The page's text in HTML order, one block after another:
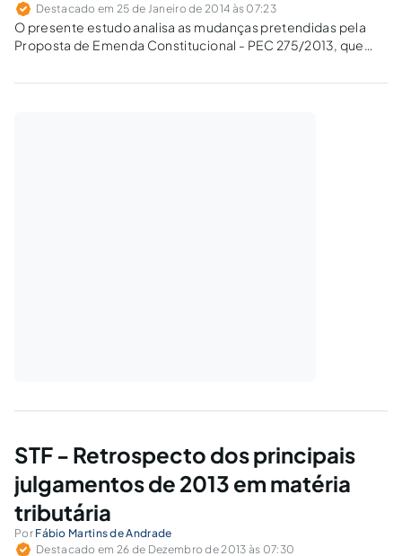
Destacado em 25 de Janeiro de 2014 às 07:23
O presente estudo analisa as mudanças pretendidas pela
Proposta de Emenda Constitucional - PEC 275/2013, que
competência, o aumento de sua composição e modifica a
STF - Retrospecto dos principais
julgamentos de 2013 em matéria
tributária
Por Fábio Martins de Andrade
Destacado em 26 de Dezembro de 2013 às 07:30